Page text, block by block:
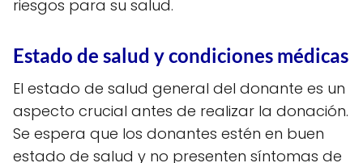
riesgos para su salud.
Estado de salud y condiciones médicas
El estado de salud general del donante es un
aspecto crucial antes de realizar la donación.
Se espera que los donantes estén en buen
estado de salud y no presenten síntomas de